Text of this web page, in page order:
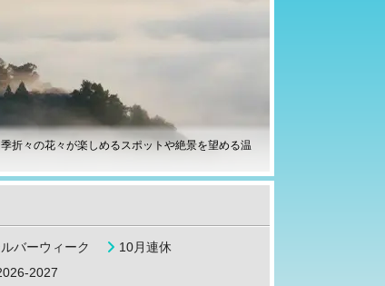
折々の花々が楽しめるスポットや絶景を望める温
バーウィーク
10月連休
2027